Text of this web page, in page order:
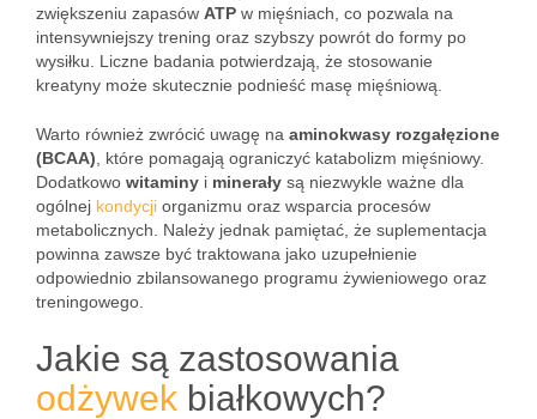
zwiększeniu zapasów ATP w mięśniach, co pozwala na
intensywniejszy trening oraz szybszy powrót do formy po
wysiłku. Liczne badania potwierdzają, że stosowanie
kreatyny może skutecznie podnieść masę mięśniową.
Warto również zwrócić uwagę na aminokwasy rozgałęzione
(BCAA) , które pomagają ograniczyć katabolizm mięśniowy.
Dodatkowo witaminy i minerały są niezwykle ważne dla
ogólnej kondycji organizmu oraz wsparcia procesów
metabolicznych. Należy jednak pamiętać, że suplementacja
powinna zawsze być traktowana jako uzupełnienie
odpowiednio zbilansowanego programu żywieniowego oraz
treningowego.
Jakie są zastosowania
odżywek białkowych?